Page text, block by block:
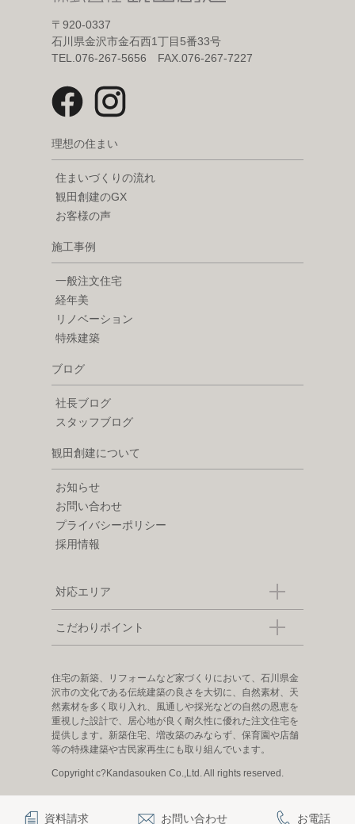
〒920-0337
石川県金沢市金石西1丁目5番33号
TEL.076-267-5656 FAX.076-267-7227
理想の住まい
住まいづくりの流れ
観田創建のGX
お客様の声
施工事例
一般注文住宅
経年美
リノベーション
特殊建築
ブログ
社長ブログ
スタッフブログ
観田創建について
お知らせ
お問い合わせ
プライバシーポリシー
採用情報
対応エリア
こだわりポイント
住宅の新築、リフォームなど家づくりにおいて、石川県金
沢市の文化である伝統建築の良さを大切に、自然素材、天
然素材を多く取り入れ、風通しや採光などの自然の恩恵を
重視した設計で、居心地が良く耐久性に優れた注文住宅を
提供します。新築住宅、増改築のみならず、保育園や店舗
等の特殊建築や古民家再生にも取り組んでいます。
Copyright c?Kandasouken Co.,Ltd. All rights reserved.
資料請求 お問い合わせ お電話